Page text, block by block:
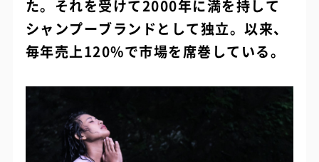
た。それを受けて2000年に満を持して
シャンプーブランドとして独立。以来、
毎年売上120%で市場を席巻している。